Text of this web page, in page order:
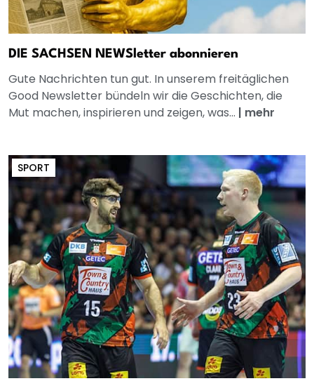
DIE SACHSEN NEWSletter abonnieren
Gute Nachrichten tun gut. In unserem freitäglichen
Good Newsletter bündeln wir die Geschichten, die
Mut machen, inspirieren und zeigen, was... | mehr
SPORT